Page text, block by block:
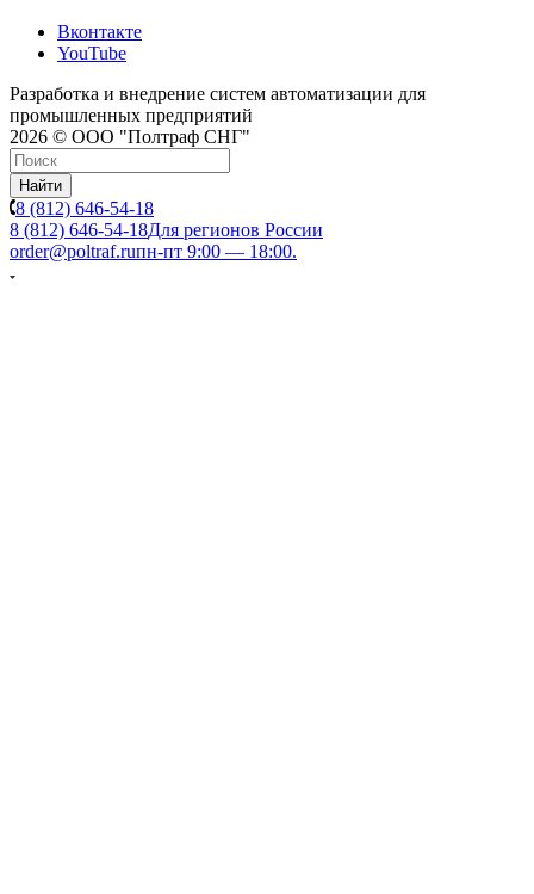
Вконтакте
YouTube
Разработка и внедрение систем автоматизации для
промышленных предприятий
2026 © ООО "Полтраф СНГ"
Найти
8 (812) 646-54-18
8 (812) 646-54-18Для регионов России
order@poltraf.ruпн-пт 9:00 — 18:00.